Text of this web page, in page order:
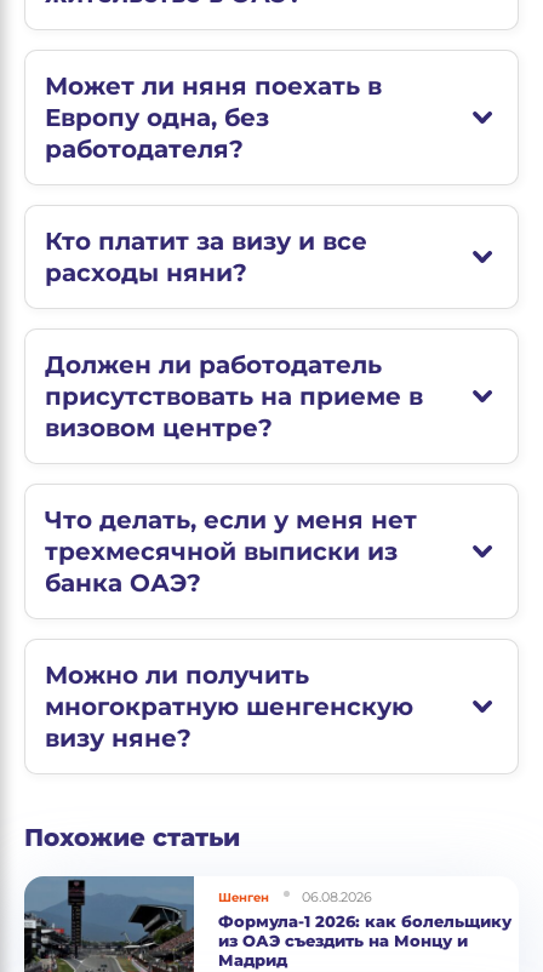
Может ли няня поехать в
Европу одна, без
работодателя?
Кто платит за визу и все
расходы няни?
Должен ли работодатель
присутствовать на приеме в
визовом центре?
Что делать, если у меня нет
трехмесячной выписки из
банка ОАЭ?
Можно ли получить
многократную шенгенскую
визу няне?
Похожие статьи
Шенген 06.08.2026
Формула-1 2026: как болельщику
из ОАЭ съездить на Монцу и
Мадрид